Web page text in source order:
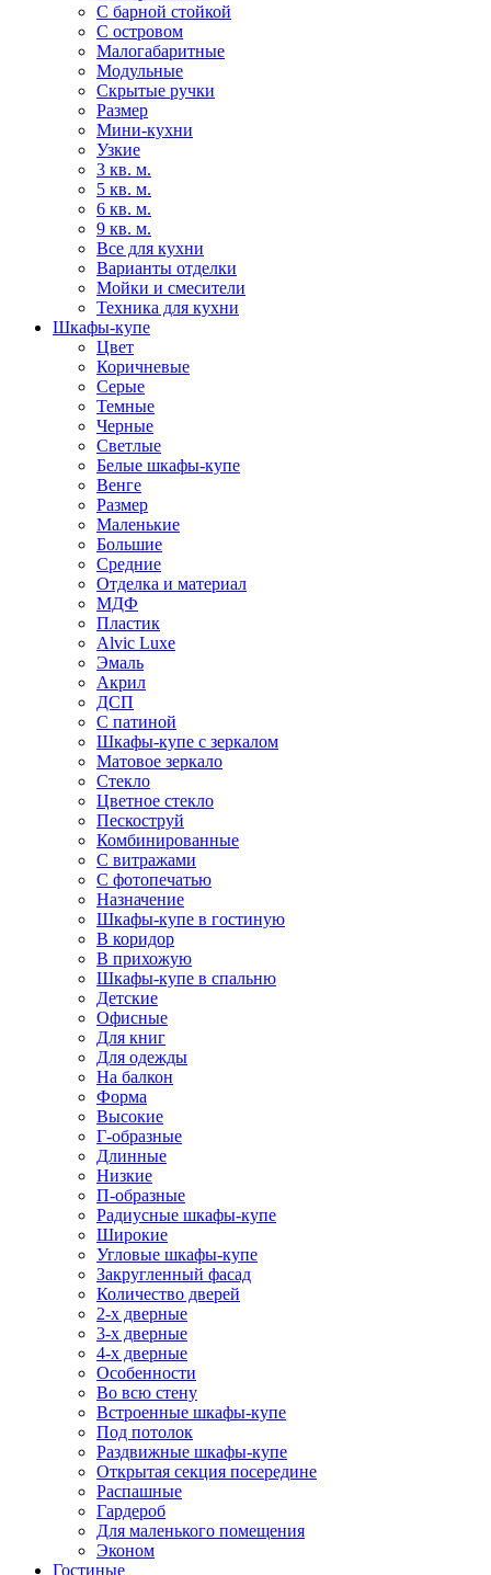
С барной стойкой
С островом
Малогабаритные
Модульные
Скрытые ручки
Размер
Мини-кухни
Узкие
3 кв. м.
5 кв. м.
6 кв. м.
9 кв. м.
Все для кухни
Варианты отделки
Мойки и смесители
Техника для кухни
Шкафы-купе
Цвет
Коричневые
Серые
Темные
Черные
Светлые
Белые шкафы-купе
Венге
Размер
Маленькие
Большие
Средние
Отделка и материал
МДФ
Пластик
Alvic Luxe
Эмаль
Акрил
ДСП
С патиной
Шкафы-купе с зеркалом
Матовое зеркало
Стекло
Цветное стекло
Пескоструй
Комбинированные
С витражами
С фотопечатью
Назначение
Шкафы-купе в гостиную
В коридор
В прихожую
Шкафы-купе в спальню
Детские
Офисные
Для книг
Для одежды
На балкон
Форма
Высокие
Г-образные
Длинные
Низкие
П-образные
Радиусные шкафы-купе
Широкие
Угловые шкафы-купе
Закругленный фасад
Количество дверей
2-х дверные
3-х дверные
4-х дверные
Особенности
Во всю стену
Встроенные шкафы-купе
Под потолок
Раздвижные шкафы-купе
Открытая секция посередине
Распашные
Гардероб
Для маленького помещения
Эконом
Гостиные